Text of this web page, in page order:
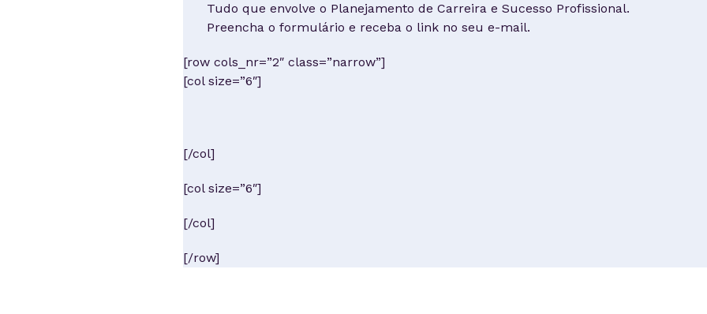
Tudo que envolve o Planejamento de Carreira e Sucesso Profissional.
Preencha o formulário e receba o link no seu e-mail.
[row cols_nr=”2″ class=”narrow”]
[col size=”6″]
[/col]
[col size=”6″]
[/col]
[/row]